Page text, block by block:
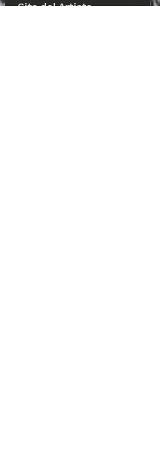
Cita del Artista